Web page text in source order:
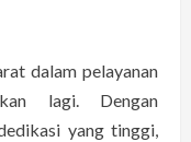
dalam pelayanan
lagi. Dengan
yang tinggi,